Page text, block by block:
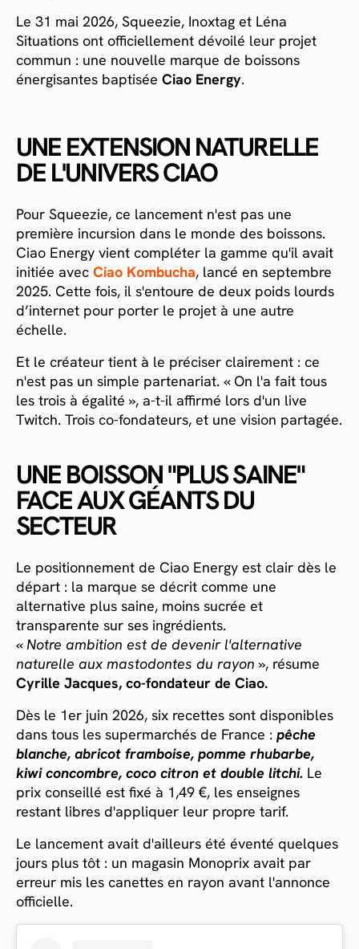
Le 31 mai 2026, Squeezie, Inoxtag et Léna
Situations ont officiellement dévoilé leur projet
commun : une nouvelle marque de boissons
énergisantes baptisée Ciao Energy.
UNE EXTENSION NATURELLE
DE L'UNIVERS CIAO
Pour Squeezie, ce lancement n'est pas une
première incursion dans le monde des boissons.
Ciao Energy vient compléter la gamme qu'il avait
initiée avec Ciao Kombucha, lancé en septembre
2025. Cette fois, il s'entoure de deux poids lourds
d’internet pour porter le projet à une autre
échelle.
Et le créateur tient à le préciser clairement : ce
n'est pas un simple partenariat. « On l'a fait tous
les trois à égalité », a-t-il affirmé lors d'un live
Twitch. Trois co-fondateurs, et une vision partagée.
UNE BOISSON "PLUS SAINE"
FACE AUX GÉANTS DU
SECTEUR
Le positionnement de Ciao Energy est clair dès le
départ : la marque se décrit comme une
alternative plus saine, moins sucrée et
transparente sur ses ingrédients.
« Notre ambition est de devenir l'alternative
naturelle aux mastodontes du rayon », résume
Cyrille Jacques, co-fondateur de Ciao.
Dès le 1er juin 2026, six recettes sont disponibles
dans tous les supermarchés de France : pêche
blanche, abricot framboise, pomme rhubarbe,
kiwi concombre, coco citron et double litchi. Le
prix conseillé est fixé à 1,49 €, les enseignes
restant libres d'appliquer leur propre tarif.
Le lancement avait d'ailleurs été éventé quelques
jours plus tôt : un magasin Monoprix avait par
erreur mis les canettes en rayon avant l'annonce
officielle.